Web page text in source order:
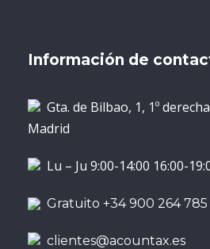
Información de
Gta. de Bilbao, 1, 1º
Madrid
Lu – Ju 9:00-14:00 16:00-
Gratuito +34 900 264 785
clientes@acountax.es